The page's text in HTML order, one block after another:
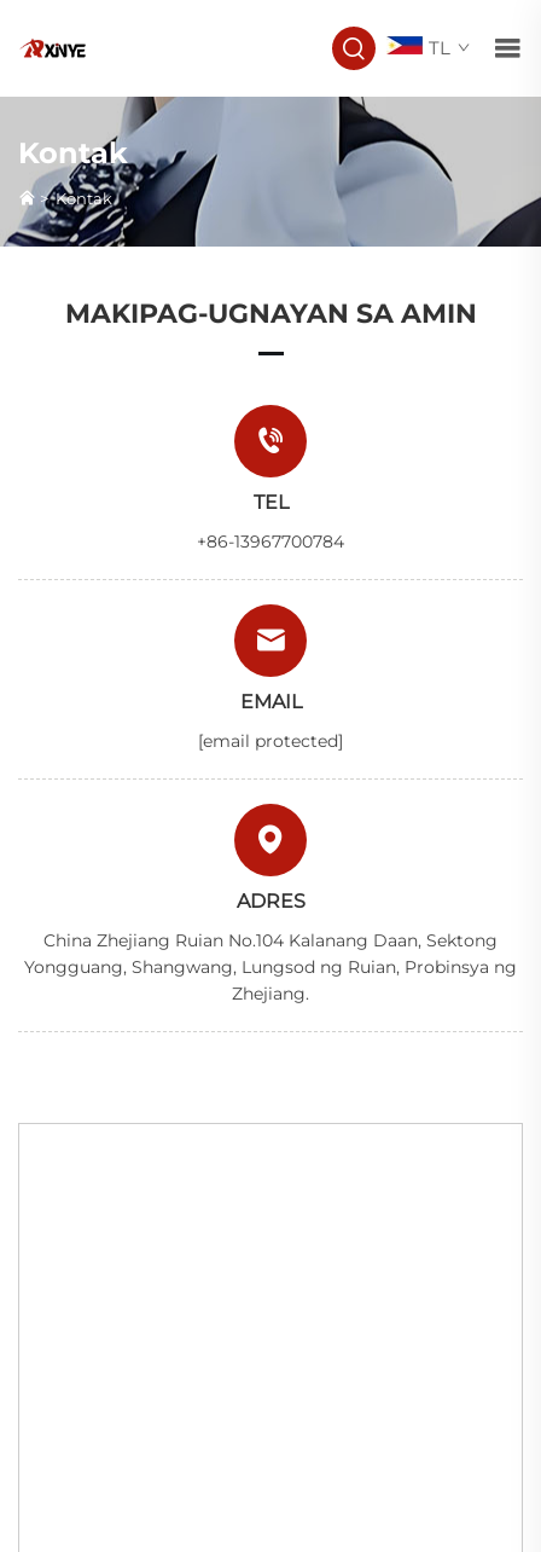
TL
Kontak
>Kontak
MAKIPAG-UGNAYAN SA AMIN
TEL
+86-13967700784
EMAIL
[email protected]
ADRES
China Zhejiang Ruian No.104 Kalanang Daan, Sektong
Yongguang, Shangwang, Lungsod ng Ruian, Probinsya ng
Zhejiang.